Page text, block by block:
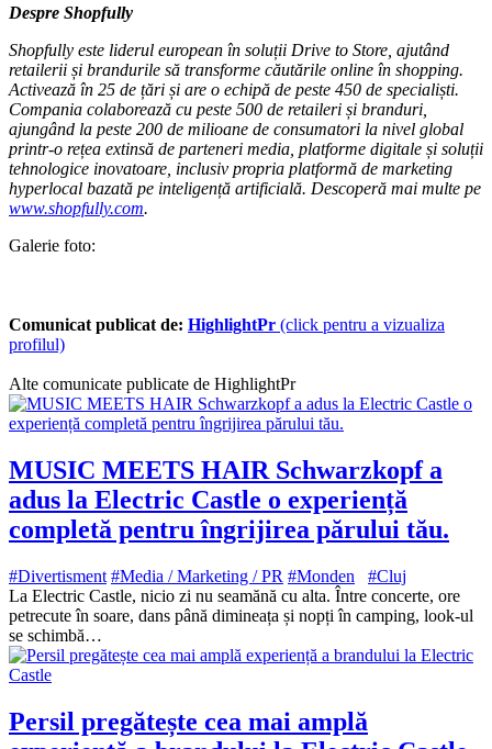
Despre Shopfully
Shopfully este liderul european în soluții Drive to Store, ajutând
retailerii și brandurile să transforme căutările online în shopping.
Activează în 25 de țări și are o echipă de peste 450 de specialiști.
Compania colaborează cu peste 500 de retaileri și branduri,
ajungând la peste 200 de milioane de consumatori la nivel global
printr-o rețea extinsă de parteneri media, platforme digitale și soluții
tehnologice inovatoare, inclusiv propria platformă de marketing
hyperlocal bazată pe inteligență artificială. Descoperă mai multe pe
www.shopfully.com.
Galerie foto:
Comunicat publicat de: HighlightPr (click pentru a vizualiza
profilul)
Alte comunicate publicate de HighlightPr
MUSIC MEETS HAIR Schwarzkopf a
adus la Electric Castle o experiență
completă pentru îngrijirea părului tău.
#Divertisment #Media / Marketing / PR #Monden
#Cluj
La Electric Castle, nicio zi nu seamănă cu alta. Între concerte, ore
petrecute în soare, dans până dimineața și nopți în camping, look-ul
se schimbă…
Persil pregătește cea mai amplă